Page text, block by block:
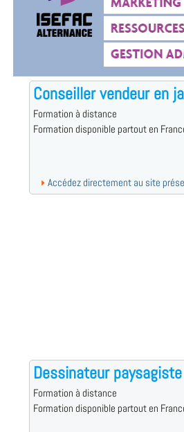
Conseiller vendeur en
Formation à distance
Formation disponible partout en
Accédez directement au site
Dessinateur paysagiste
Formation à distance
Formation disponible partout en